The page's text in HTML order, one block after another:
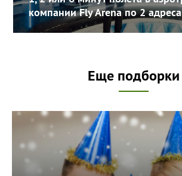
компании Fly Arena по 2
Еще подборки